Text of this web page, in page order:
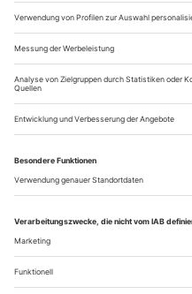
In London verlegt der britische
Shakespeares Tragödie «Romeo
Das Ensemble ist vor allem
Choreograf Matthew Bourne
unlängst dem
zuwandte und neben den
und Tänzern seiner
sechs Mitwirkende im Alter
die Produktion...